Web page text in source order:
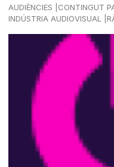
AUDIÈNCIES
CONTINGUT
INDÚSTRIA AUDIOVISUAL